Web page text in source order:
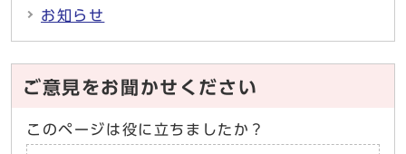
お知らせ
ご意見をお聞かせください
このページは役に立ちましたか？